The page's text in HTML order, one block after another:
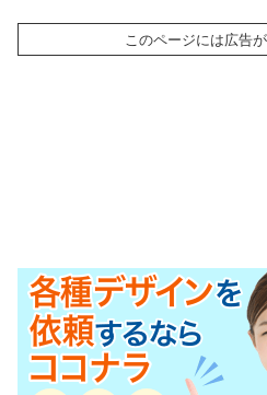
このページには広告